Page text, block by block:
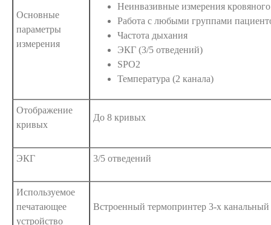
Основные
параметры
измерения
Неинвазивные измерения
Работа с любыми группами
Частота дыхания
ЭКГ (3/5 отведений)
SPO2
Температура (2 канала)
Отображение
кривых
До 8 кривых
ЭКГ 3/5 отведений
Используемое
печатающее
устройство
Встроенный термопринтер 3-х канальный